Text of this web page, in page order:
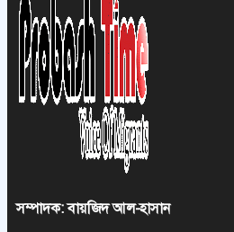
সম্পাদক: বায়জিদ আল-হাসান